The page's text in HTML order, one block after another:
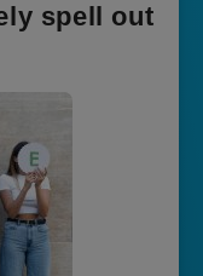
spell out